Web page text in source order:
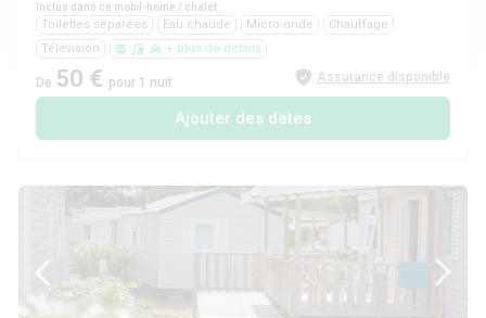
Inclus dans ce mobil-home / chalet
Toilettes séparées Eau chaude Micro-onde
Chauffage
Télévision
+ plus de détails
De 50 € pour 1 nuit Assurance disponible
Ajouter des dates